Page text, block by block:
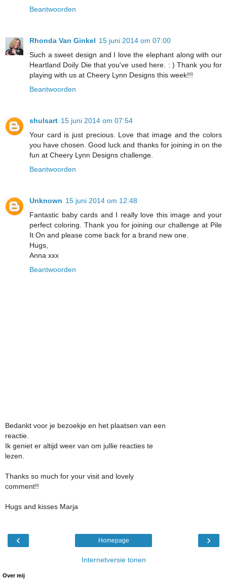
Beantwoorden
Rhonda Van Ginkel 15 juni 2014 om 07:00
Such a sweet design and I love the elephant along with our
Heartland Doily Die that you've used here. : ) Thank you for
playing with us at Cheery Lynn Designs this week!!!
Beantwoorden
shulsart 15 juni 2014 om 07:54
Your card is just precious. Love that image and the colors
you have chosen. Good luck and thanks for joining in on the
fun at Cheery Lynn Designs challenge.
Beantwoorden
Unknown 15 juni 2014 om 12:48
Fantastic baby cards and I really love this image and your
perfect coloring. Thank you for joining our challenge at Pile
It On and please come back for a brand new one.
Hugs,
Anna xxx
Beantwoorden
Bedankt voor je bezoekje en het plaatsen van een
reactie.
Ik geniet er altijd weer van om jullie reacties te
lezen.
Thanks so much for your visit and lovely
comment!!
Hugs and kisses Marja
‹ ›
Homepage
Internetversie tonen
Over mij